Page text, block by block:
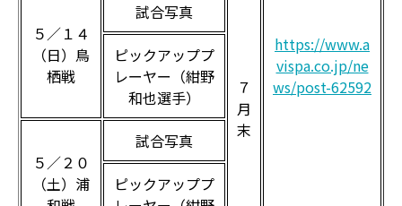
７
月
末
https://www.a
vispa.co.jp/ne
ws/post-62592
５／１４
（日）鳥
栖戦
試合写真
ピックアッププ
レーヤー（紺野
和也選手）
５／２０
（土）浦
試合写真
ピックアッププ